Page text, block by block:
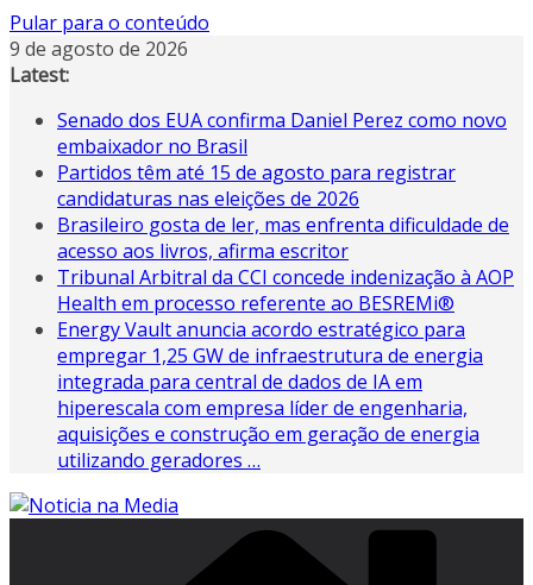
Pular para o conteúdo
9 de agosto de 2026
Latest:
Senado dos EUA confirma Daniel Perez como novo
embaixador no Brasil
Partidos têm até 15 de agosto para registrar
candidaturas nas eleições de 2026
Brasileiro gosta de ler, mas enfrenta dificuldade de
acesso aos livros, afirma escritor
Tribunal Arbitral da CCI concede indenização à AOP
Health em processo referente ao BESREMi®
Energy Vault anuncia acordo estratégico para
empregar 1,25 GW de infraestrutura de energia
integrada para central de dados de IA em
hiperescala com empresa líder de engenharia,
aquisições e construção em geração de energia
utilizando geradores …